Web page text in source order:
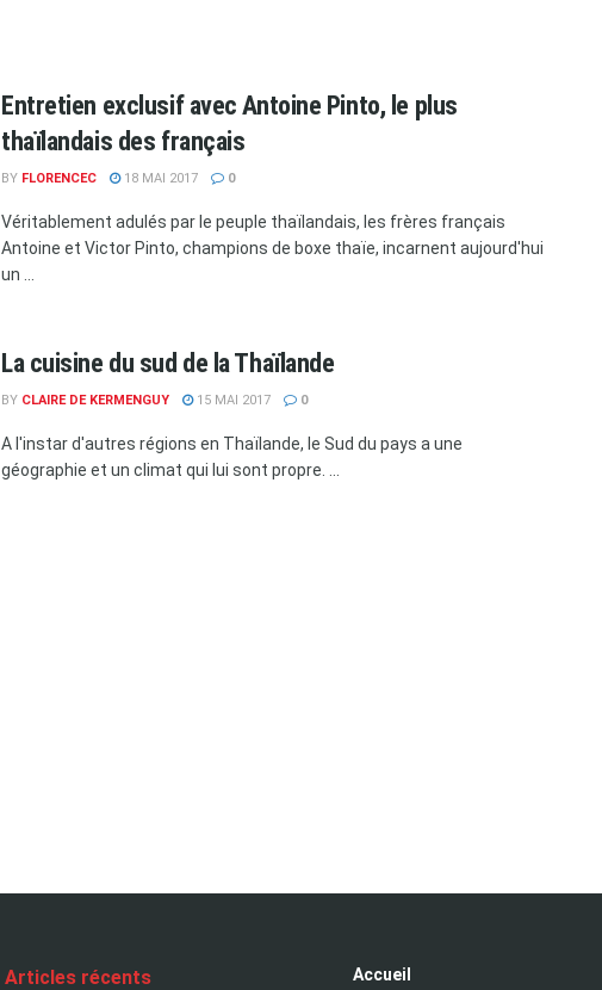
Entretien exclusif avec Antoine Pinto, le plus
thaïlandais des français
BY FLORENCEC 18 MAI 2017 0
Véritablement adulés par le peuple thaïlandais, les frères français
Antoine et Victor Pinto, champions de boxe thaïe, incarnent aujourd'hui
un ...
La cuisine du sud de la Thaïlande
BY CLAIRE DE KERMENGUY 15 MAI 2017 0
A l'instar d'autres régions en Thaïlande, le Sud du pays a une
géographie et un climat qui lui sont propre. ...
Articles récents
Accueil